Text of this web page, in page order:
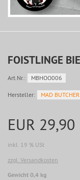
FOISTLINGE
Art.Nr.: MBHOO006
Hersteller: MAD
EUR 29,90
inkl. 19 % USt
zzgl. Versandkosten
Gewicht 0,4 kg